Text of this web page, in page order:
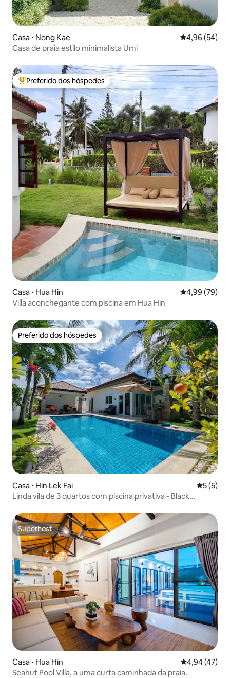
Casa ⋅ Nong Kae 4,96 de uma
4,96 (54)
Casa de praia estilo minimalista Umi
Entre os melhores preferidos dos hóspedes
Preferido dos hóspedes
Casa ⋅ Hua Hin 4,99 de uma
4,99 (79)
Villa aconchegante com piscina em Hua Hin
Preferido dos hóspedes
Preferido dos hóspedes
Casa ⋅ Hin Lek Fai 5 de
5 (5)
Linda vila de 3 quartos com piscina privativa - Black
Superhost
Superhost
Casa ⋅ Hua Hin 4,94 de uma
4,94 (47)
Seahut Pool Villa, a uma curta caminhada da praia.